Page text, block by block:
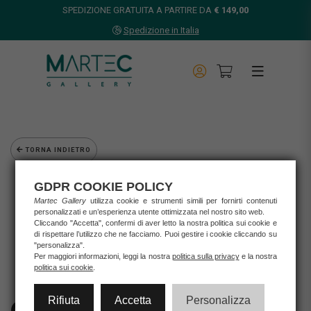
SPEDIZIONE GRATUITA A PARTIRE DA € 149,00
Spedizione in Italia
TORNA INDIETRO
Opere d'arte
Grafica d'autore
O'klit
O'KLIT - SUCCO DELL'ACQUA
GDPR COOKIE POLICY
Martec Gallery utilizza cookie e strumenti simili per fornirti contenuti
personalizzati e un’esperienza utente ottimizzata nel nostro sito web.
Cliccando "Accetta", confermi di aver letto la nostra politica sui cookie e
di rispettare l’utilizzo che ne facciamo. Puoi gestire i cookie cliccando su
"personalizza".
Per maggiori informazioni, leggi la nostra politica sulla privacye la nostra
politica sui cookie
Rifiuta Accetta Personalizza